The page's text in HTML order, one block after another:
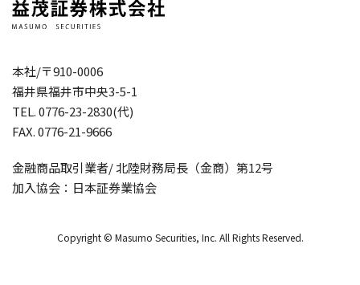
本社/〒910-0006
福井県福井市中央3-5-1
TEL. 0776-23-2830(代)
FAX. 0776-21-9666
金融商品取引業者/ 北陸財務局長（金商）第12号
加入協会：日本証券業協会
Copyright © Masumo Securities, Inc. All Rights Reserved.